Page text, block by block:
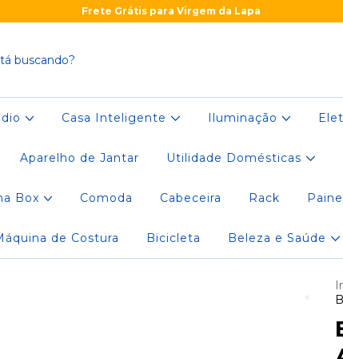
Frete Grátis para Virgem da Lapa
Casa Inteligente Iluminação
Aparelho de Jantar Utilidade Domésticas
Box Comoda Cabeceira Rack
de Costura Bicicleta Beleza e Saúde